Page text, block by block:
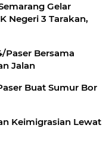
Gelar
Negeri 3 Tarakan,
Paser Bersama
Jalan
Buat Sumur Bor
Keimigrasian Lewat